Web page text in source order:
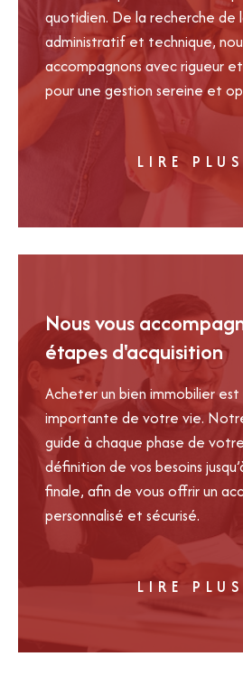
plus rapidement et dans les
Contactez IMMOASSOCIÉS
réaliser votre estimation
et obtenir des conseils
votre projet.
quotidien. De la recherche de
administratif et technique,
accompagnons avec rigueur
pour une gestion sereine et
LIRE PLUS
Nous vous
étapes d'acquisition
Acheter un bien immobilier
importante de votre vie.
guide à chaque phase de
définition de vos besoins
finale, afin de vous offrir un
personnalisé et sécurisé.
LIRE PLUS